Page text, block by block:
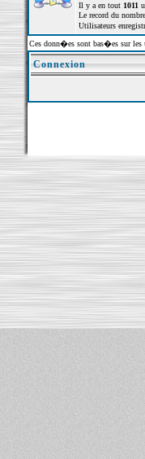
Il y a en tout 1011
Le record du
Utilisateurs
Ces donn�es sont bas�es sur les
Connexion